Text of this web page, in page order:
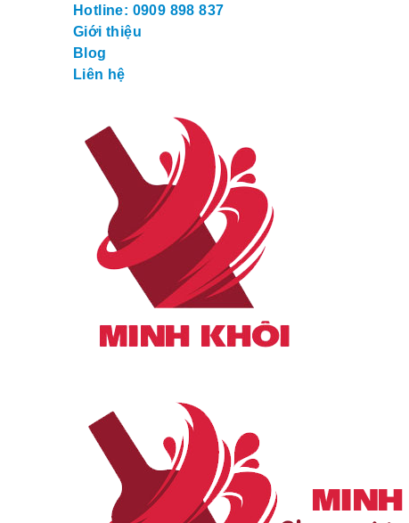
Hotline: 0909 898 837
Giới thiệu
Blog
Liên hệ